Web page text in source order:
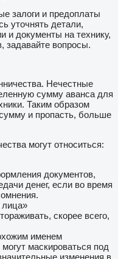
залоги и предоплаты
уточнять детали,
и документы на технику,
задавайте вопросы.
Нечестные
сумму аванса для
Таким образом
и пропасть, больше
могут относиться:
документов,
денег, если во время
лица»
скорее всего,
именем
маскироваться под
изменения в